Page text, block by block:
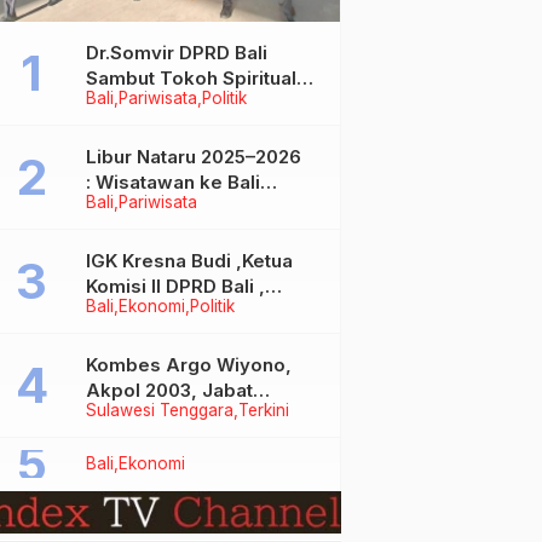
Bali Pariwisata Politik
Dr.Somvir DPRD Bali
Sambut Tokoh Spiritual
India Baba Bageshwar
Bali Pariwisata
Libur Nataru 2025–2026
: Wisatawan ke Bali
Meningkat, Isu Penurunan
Bali Ekonomi Politik
IGK Kresna Budi ,Ketua
Komisi II DPRD Bali ,
Angkat Bicara Soal
Bersubsidi Jenis Solar
Sulawesi Tenggara Terkini
Kombes Argo Wiyono,
Akpol 2003, Jabat
Dirlantas Polda Sultra
Bali Ekonomi